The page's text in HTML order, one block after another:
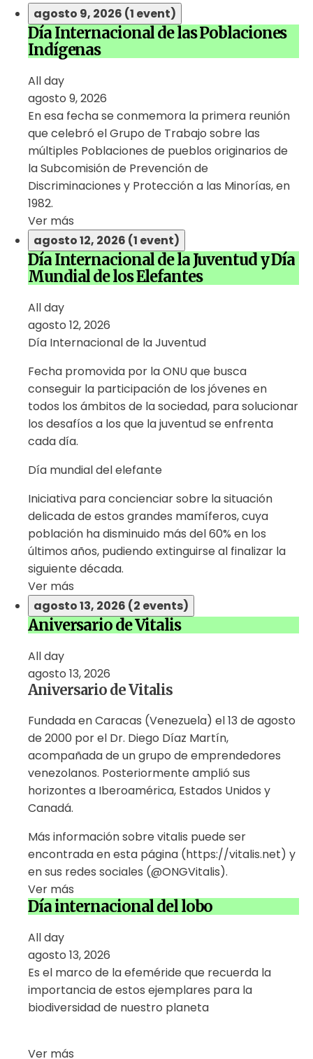
agosto 9, 2026 (1 event)
Día Internacional de las Poblaciones
Indígenas
All day
agosto 9, 2026
En esa fecha se conmemora la primera reunión
que celebró el Grupo de Trabajo sobre las
múltiples Poblaciones de pueblos originarios de
la Subcomisión de Prevención de
Discriminaciones y Protección a las Minorías, en
1982.
Ver más
agosto 12, 2026 (1 event)
Día Internacional de la Juventud y Día
Mundial de los Elefantes
All day
agosto 12, 2026
Día Internacional de la Juventud
Fecha promovida por la ONU que busca
conseguir la participación de los jóvenes en
todos los ámbitos de la sociedad, para solucionar
los desafíos a los que la juventud se enfrenta
cada día.
Día mundial del elefante
Iniciativa para concienciar sobre la situación
delicada de estos grandes mamíferos, cuya
población ha disminuido más del 60% en los
últimos años, pudiendo extinguirse al finalizar la
siguiente década.
Ver más
agosto 13, 2026 (2 events)
Aniversario de Vitalis
All day
agosto 13, 2026
Aniversario de Vitalis
Fundada en Caracas (Venezuela) el 13 de agosto
de 2000 por el Dr. Diego Díaz Martín,
acompañada de un grupo de emprendedores
venezolanos. Posteriormente amplió sus
horizontes a Iberoamérica, Estados Unidos y
Canadá.
Más información sobre vitalis puede ser
encontrada en esta página (https://vitalis.net) y
en sus redes sociales (@ONGVitalis).
Ver más
Día internacional del lobo
All day
agosto 13, 2026
Es el marco de la efeméride que recuerda la
importancia de estos ejemplares para la
biodiversidad de nuestro planeta
Ver más